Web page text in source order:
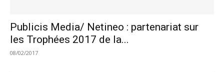
Publicis Media/ Netineo : partenariat sur
les Trophées 2017 de la...
08/02/2017